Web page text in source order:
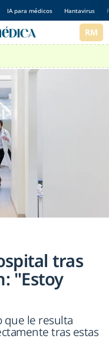
IA para médicos Hantavirus
tras
"Estoy
que le resulta
tras estas